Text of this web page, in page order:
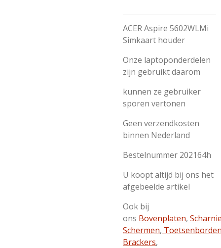
ACER Aspire 5602WLMi
Simkaart houder
Onze laptoponderdelen
zijn gebruikt daarom
kunnen ze gebruiker
sporen vertonen
Geen verzendkosten
binnen Nederland
Bestelnummer 202164h
U koopt altijd bij ons het
afgebeelde artikel
Ook bij
ons Bovenplaten,
Schermen,
Brackers,